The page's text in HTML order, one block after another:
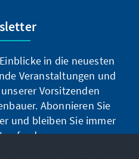
in die neuesten
Veranstaltungen und
Vorsitzenden
Abonnieren Sie
und bleiben Sie immer